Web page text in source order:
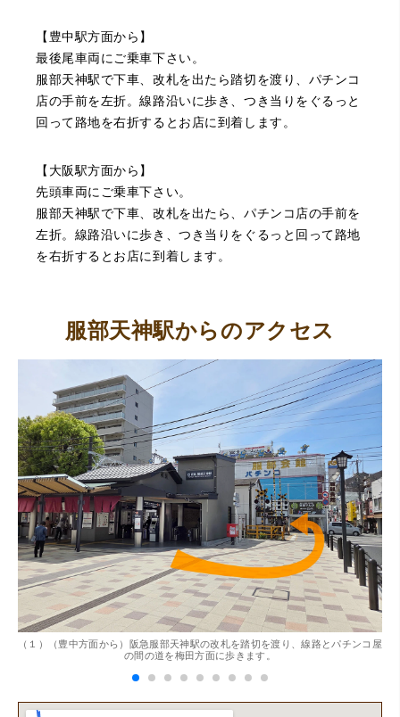
（豊中市西泉丘）初めて利用しましたが、とても親切丁寧
に査定をして頂き思いもよらない価格をいただきました。
正直他店の倍以上で驚きました。また機会があれば利用し
ます。
（大阪府東大阪市）ネットを見て安心できるお店であると
感じて飛び込みで訪問。飛びこみにも関わらず、とても親
切、丁ねいな対応をして頂き、思っていた以上の信用でき
るお店でした。満足いく金額で買い取って頂きました。あ
りがとうございます。
（兵庫県神戸市）別のお店でメール査定した際の1.5倍の金
額を提示いただけたので即決しました。楽器も安心してお
任せできそうです!
【豊中駅方面から】
最後尾車両にご乗車下さい。
服部天神駅で下車、改札を出たら踏切を渡り、パチンコ
店の手前を左折。線路沿いに歩き、つき当りをぐるっと
回って路地を右折するとお店に到着します。
【大阪駅方面から】
先頭車両にご乗車下さい。
服部天神駅で下車、改札を出たら、パチンコ店の手前を
左折。線路沿いに歩き、つき当りをぐるっと回って路地
を右折するとお店に到着します。
服部天神駅からのアクセス
（１）（豊中方面から）阪急服部天神駅の改札を踏切を渡り、線路とパチンコ屋
の間の道を梅田方面に歩きます。